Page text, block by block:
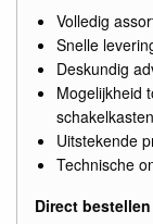
Volledig
Snelle
Deskundig
Mogelijkheid
schakelkasten
Uitstekende
Technische
Direct